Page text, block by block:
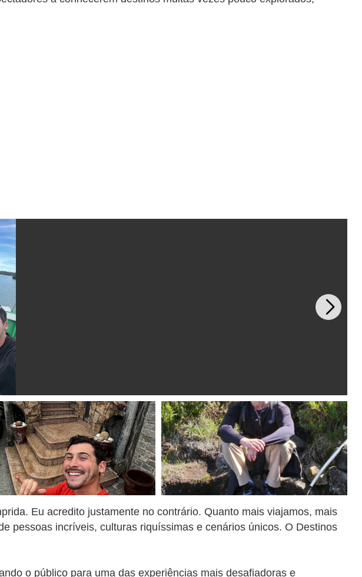
Eu acredito justamente no contrário. Quanto mais viajamos, mais
pessoas incríveis, culturas riquíssimas e cenários únicos. O Destinos
o público para uma das experiências mais desafiadoras e